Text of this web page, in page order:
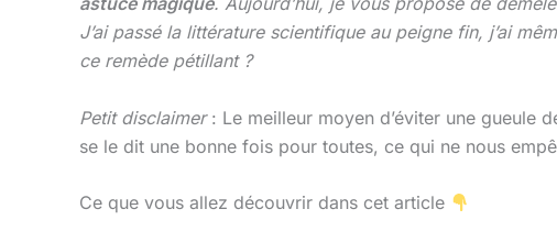
J’ai passé la littérature scientifique au peigne fin, j’ai
ce remède pétillant ?
Petit disclaimer: Le meilleur moyen d’éviter une gueule
se le dit une bonne fois pour toutes, ce qui ne nous
Ce que vous allez découvrir dans cet article